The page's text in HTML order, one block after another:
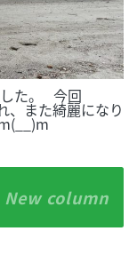
た。 今回
、また綺麗になり
m(__)m
New column